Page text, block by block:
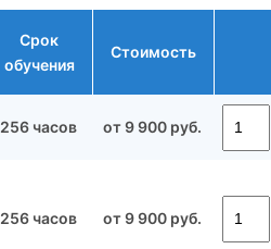
Срок
обучения
Стоимость
256 часов от 9 900 руб.
256 часов от 9 900 руб.